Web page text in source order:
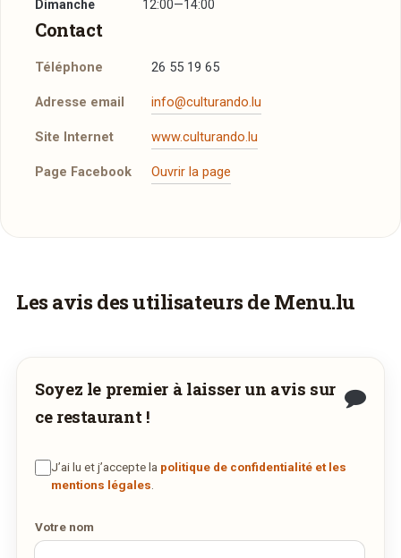
Dimanche
12:00—14:00
Contact
Téléphone 26 55 19 65
Adresse email info@culturando.lu
Site Internet www.culturando.lu
Page Facebook Ouvrir la page
Faites-vous livrer à domicile
COMMANDER EN LIVRAISON
VIA WWW.WEDELY.COM
Les avis des utilisateurs de Menu.lu
Soyez le premier à laisser un avis sur
ce restaurant !
J’ai lu et j’accepte la politique de confidentialité et les
mentions légales
Votre nom